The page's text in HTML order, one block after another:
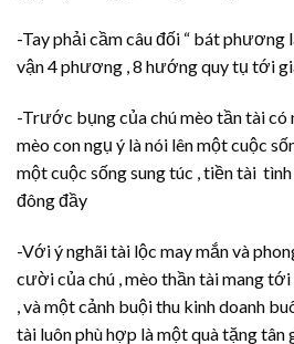
-Tay phải cầm câu đối “ bát phương
vận 4 phương , 8 hướng quy tụ tới
-Trước bụng của chú mèo tần tài có
mèo con ngụ ý là nói lên một cuộc
một cuộc sống sung túc , tiền tài
đông đầy
-Với ý nghãi tài lộc may mắn và
cười của chú , mèo thần tài mang
, và một cảnh buội thu kinh doanh
tài luôn phù hợp là một quà tặng